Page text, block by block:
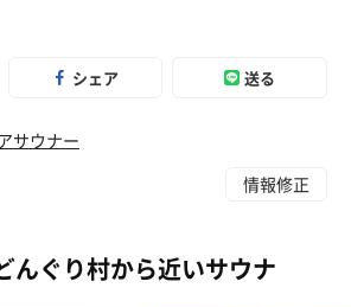
シェア 送る
サウナー
情報修正
んぐり村から近いサウナ